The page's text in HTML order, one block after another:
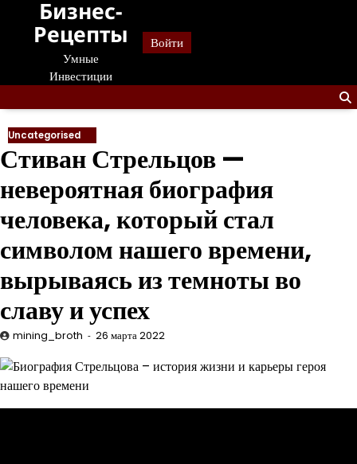
Перейти
содержанию
Бизнес-
Рецепты
Умные
Инвестиции
Войти
Uncategorised
Стиван Стрельцов —
невероятная биография
человека, который стал
символом нашего времени,
вырываясь из темноты во
славу и успех
mining_broth 26 марта 2022